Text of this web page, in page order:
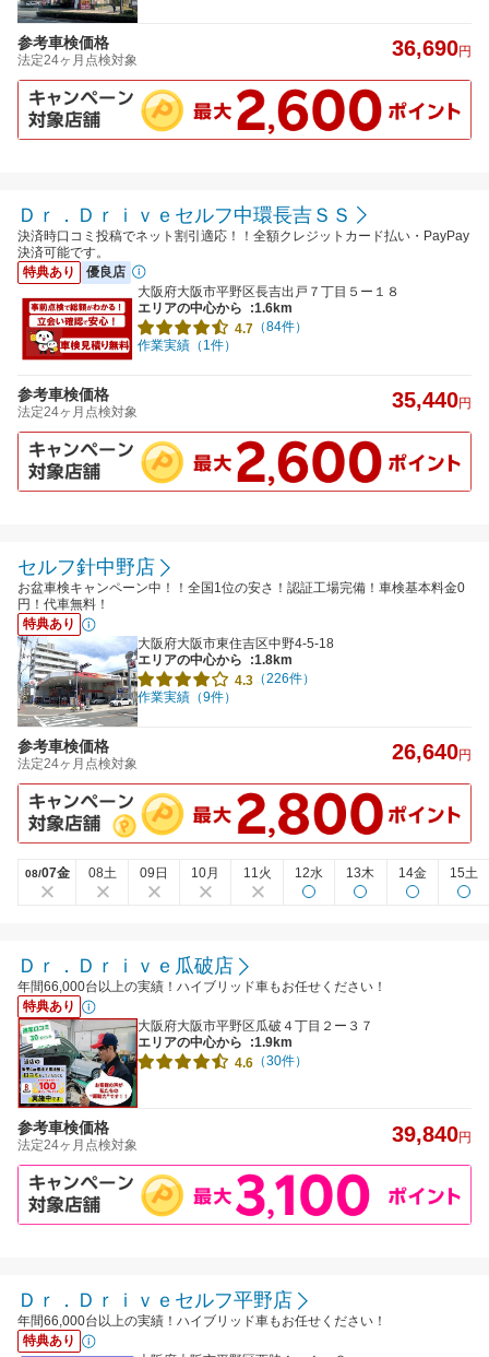
参考車検価格
法定24ヶ月点検対象 36,690円
Ｄｒ．Ｄｒｉｖｅセルフ中環長吉ＳＳ
決済時口コミ投稿でネット割引適応！！全額クレジットカード払い・PayPay
決済可能です。
特典あり
優良店
大阪府大阪市平野区長吉出戸７丁目５ー１８
エリアの中心から
:1.6km
4.7 （84件）
作業実績（1件）
参考車検価格
法定24ヶ月点検対象 35,440円
セルフ針中野店
お盆車検キャンペーン中！！全国1位の安さ！認証工場完備！車検基本料金0
円！代車無料！
特典あり
大阪府大阪市東住吉区中野4-5-18
エリアの中心から
:1.8km
4.3 （226件）
作業実績（9件）
参考車検価格
法定24ヶ月点検対象 26,640円
08/07金 08土 09日 10月 11火 12水 13木 14金 15土
Ｄｒ．Ｄｒｉｖｅ瓜破店
年間66,000台以上の実績！ハイブリッド車もお任せください！
特典あり
大阪府大阪市平野区瓜破４丁目２ー３７
エリアの中心から
:1.9km
4.6 （30件）
参考車検価格
法定24ヶ月点検対象 39,840円
Ｄｒ．Ｄｒｉｖｅセルフ平野店
年間66,000台以上の実績！ハイブリッド車もお任せください！
特典あり